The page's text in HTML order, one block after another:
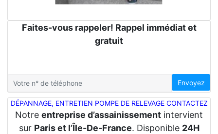
Faites-vous rappeler! Rappel immédiat et
gratuit
Envoyez
DÉPANNAGE, ENTRETIEN POMPE DE RELEVAGE CONTACTEZ
Notre entreprise d’assainissement intervient
sur Paris et l’Île-De-France. Disponible 24H